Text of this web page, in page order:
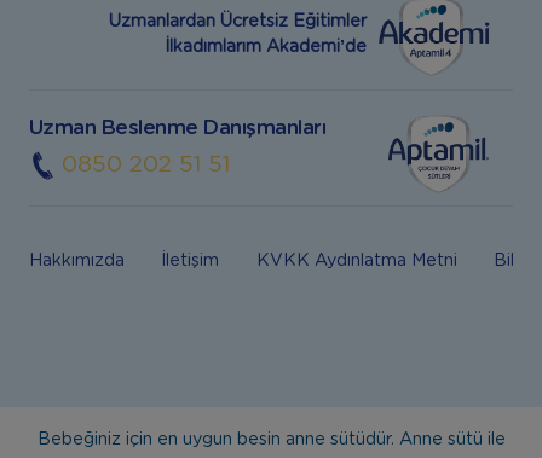
Uzmanlardan Ücretsiz Eğitimler
İlkadımlarım Akademi’de
Uzman Beslenme Danışmanları
0850 202 51 51
Hakkımızda İletişim KVKK Aydınlatma Metni Bilgi
Bebeğiniz için en uygun besin anne sütüdür. Anne sütü ile